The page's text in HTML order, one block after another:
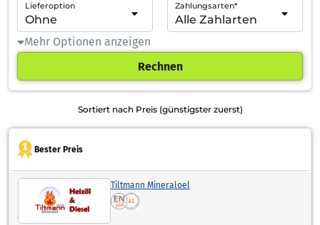
Lieferoption Zahlungsarten*
Mehr Optionen anzeigen
Rechnen
Sortiert nach Preis (günstigster zuerst)
Bester Preis
Tiltmann Mineraloel